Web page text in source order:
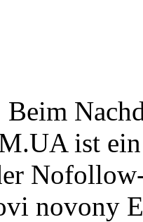
ist
novony